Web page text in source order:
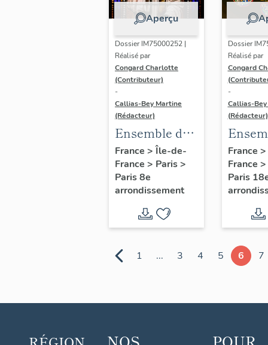
Aperçu
Dossier IM75000252 |
Réalisé par
Congard Charlotte
(Contributeur)
-
Callias-Bey Martine
(Rédacteur)
Ensemble de
11 verrières -
Chapelle du
Collège
Fénélon
France > Île-de-
France > Paris>
Paris 8e
arrondissement
Dossier
Réalisé par
Congard
-
Callias-
(Rédacteur)
2
Saint-
Sœurs
des
France >
France >
Paris
1 ... 3 4 5 6 7